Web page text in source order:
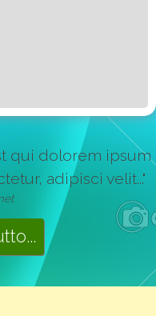
qui dolorem ipsum
adipisci velit..."